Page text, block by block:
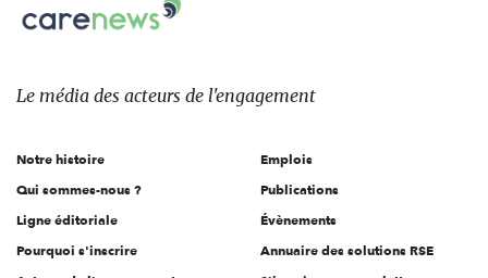
sur:
Le
des
l'engagement
Le média des acteurs de l'engagement
Notre histoire
Qui sommes-nous ?
Ligne éditoriale
Pourquoi s'inscrire
Emplois
Publications
Évènements
Annuaire des solutions RSE